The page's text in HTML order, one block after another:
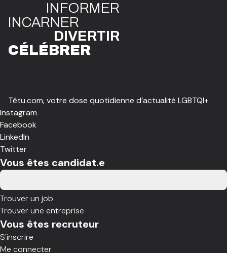
INFORMER
INCARNER
DIVERTIR
CÉLÉBRER
Têtu.com, votre dose quotidienne d’actualité LGBTQI+
Instagram
Facebook
LinkedIn
Twitter
Vous êtes candidat.e
Trouver un job
Trouver une entreprise
Vous êtes recruteur
S'inscrire
Me connecter